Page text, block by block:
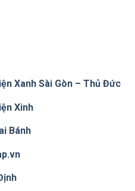
Xanh Sài Gòn – Thủ Đức
Xinh
Bánh